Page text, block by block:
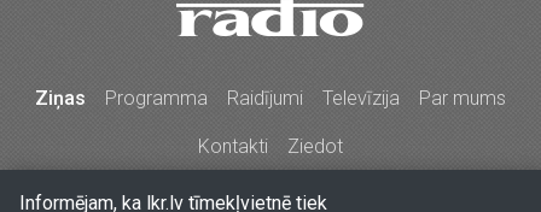
Ziņas Programma Raidījumi Televīzija Par mums
Kontakti Ziedot
Informējam, ka lkr.lv tīmekļvietnē tiek